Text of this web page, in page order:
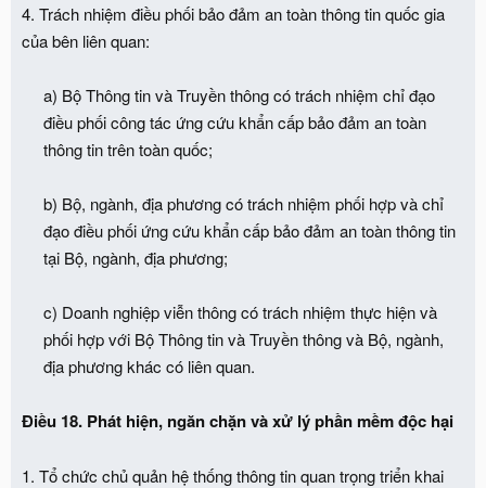
4. Trách nhiệm điều phối bảo đảm an toàn thông tin quốc gia
của bên liên quan:
a) Bộ Thông tin và Truyền thông có trách nhiệm chỉ đạo
điều phối công tác ứng cứu khẩn cấp bảo đảm an toàn
thông tin trên toàn quốc;
b) Bộ, ngành, địa phương có trách nhiệm phối hợp và chỉ
đạo điều phối ứng cứu khẩn cấp bảo đảm an toàn thông tin
tại Bộ, ngành, địa phương;
c) Doanh nghiệp viễn thông có trách nhiệm thực hiện và
phối hợp với Bộ Thông tin và Truyền thông và Bộ, ngành,
địa phương khác có liên quan.​
Điều 18. Phát hiện, ngăn chặn và xử lý phần mềm độc hại
1. Tổ chức chủ quản hệ thống thông tin quan trọng triển khai